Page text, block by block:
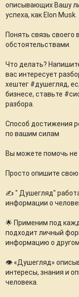
описывающих Вашу
успеха, как Elon Musk.
Понять связь своего
обстоятельствами.
Что делать?
вас интересует
хештег #душегляд,
бизнесе, ставьте
разбора.
Способ достижения
по вашим силам
Вы можете помочь не
Просто опишите
✍️ " Душегляд"
информации о
🌟 Применим под
подходит личный
информацию о другом
👁️ «Душегляд»
интересы, знания и
человека.